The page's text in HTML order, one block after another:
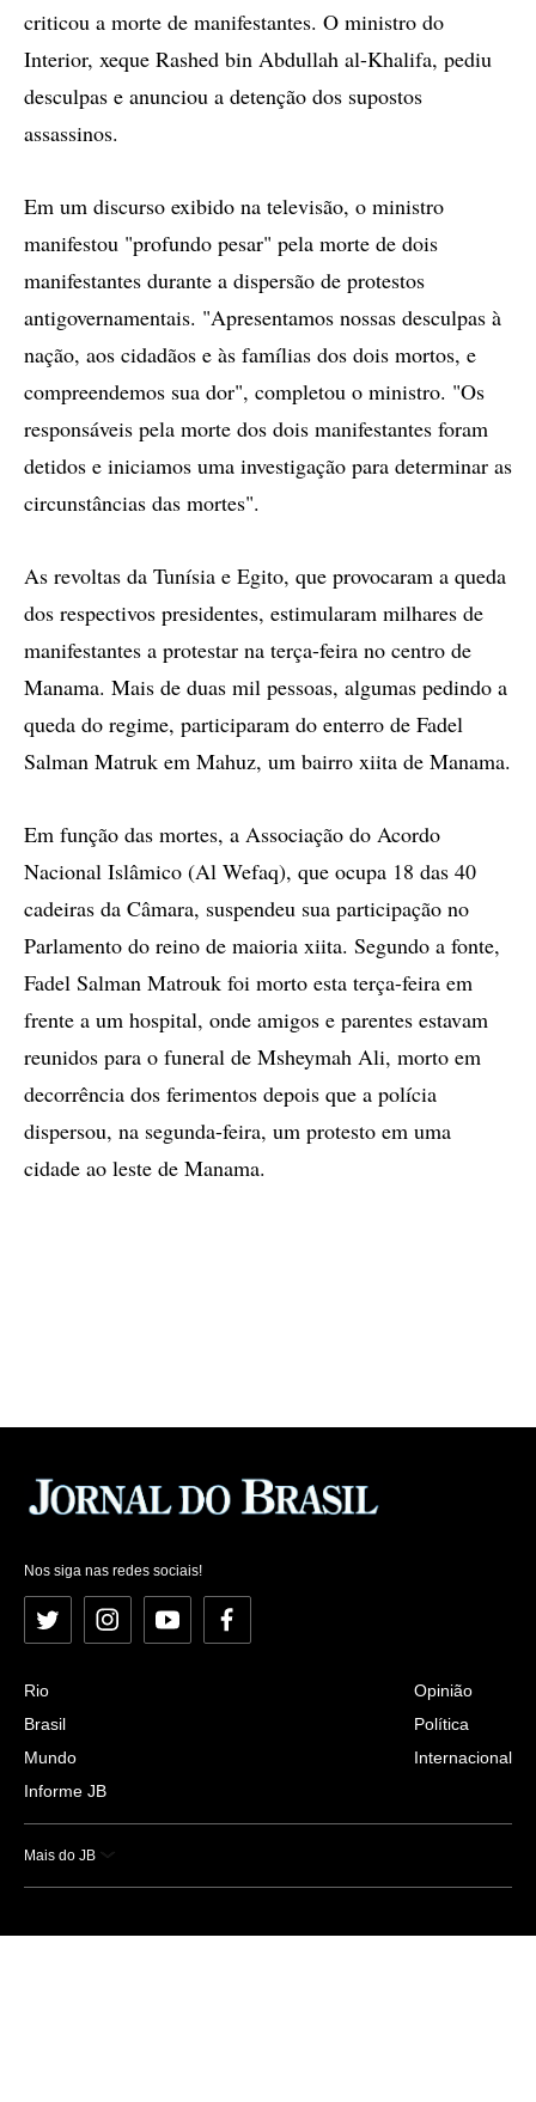
criticou a morte de manifestantes. O ministro do
Interior, xeque Rashed bin Abdullah al-Khalifa, pediu
desculpas e anunciou a detenção dos supostos
assassinos.
Em um discurso exibido na televisão, o ministro
manifestou "profundo pesar" pela morte de dois
manifestantes durante a dispersão de protestos
antigovernamentais. "Apresentamos nossas desculpas à
nação, aos cidadãos e às famílias dos dois mortos, e
compreendemos sua dor", completou o ministro. "Os
responsáveis pela morte dos dois manifestantes foram
detidos e iniciamos uma investigação para determinar as
circunstâncias das mortes".
As revoltas da Tunísia e Egito, que provocaram a queda
dos respectivos presidentes, estimularam milhares de
manifestantes a protestar na terça-feira no centro de
Manama. Mais de duas mil pessoas, algumas pedindo a
queda do regime, participaram do enterro de Fadel
Salman Matruk em Mahuz, um bairro xiita de Manama.
Em função das mortes, a Associação do Acordo
Nacional Islâmico (Al Wefaq), que ocupa 18 das 40
cadeiras da Câmara, suspendeu sua participação no
Parlamento do reino de maioria xiita. Segundo a fonte,
Fadel Salman Matrouk foi morto esta terça-feira em
frente a um hospital, onde amigos e parentes estavam
reunidos para o funeral de Msheymah Ali, morto em
decorrência dos ferimentos depois que a polícia
dispersou, na segunda-feira, um protesto em uma
cidade ao leste de Manama.
Nos siga nas redes sociais!
Twitter InstagramYouTubeFacebook
Rio
Brasil
Mundo
Informe JB
Opinião
Política
Internacional
Mais do JB
Esportes